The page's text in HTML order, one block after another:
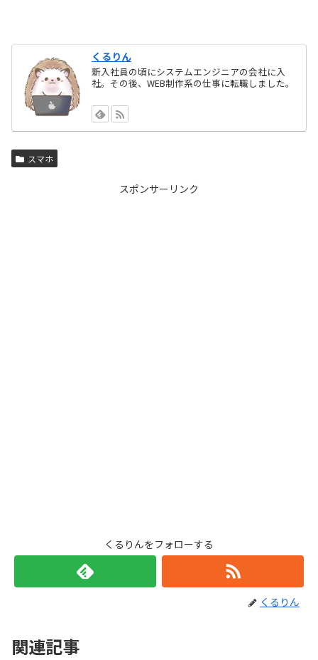
くるりん
新入社員の頃にシステムエンジニアの会社に入
社。その後、WEB制作系の仕事に転職しました。
スマホ
スポンサーリンク
くるりんをフォローする
くるりん
関連記事